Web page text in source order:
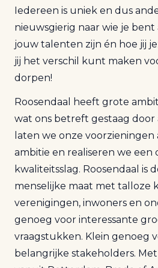
Iedereen is uniek en dus
nieuwsgierig naar wie je bent
jouw talenten zijn én hoe jij
jij het verschil kunt maken
dorpen!
Roosendaal heeft grote
wat ons betreft gestaag door
laten we onze voorzieningen
ambitie en realiseren we een
kwaliteitsslag. Roosendaal is
menselijke maat met talloze
verenigingen, inwoners en
genoeg voor interessante
vraagstukken. Klein genoeg
belangrijke stakeholders.